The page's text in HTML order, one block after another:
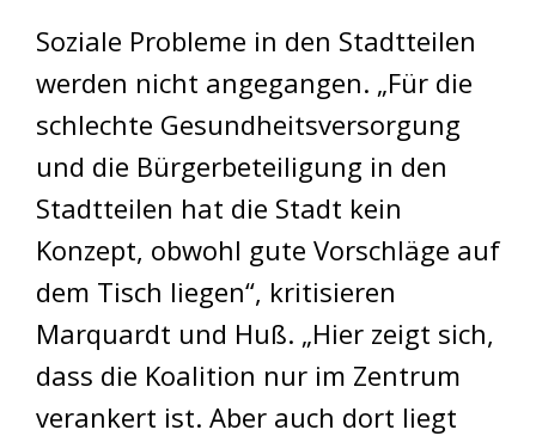
Soziale Probleme in den Stadtteilen
werden nicht angegangen. „Für die
schlechte Gesundheitsversorgung
und die Bürgerbeteiligung in den
Stadtteilen hat die Stadt kein
Konzept, obwohl gute Vorschläge auf
dem Tisch liegen“, kritisieren
Marquardt und Huß. „Hier zeigt sich,
dass die Koalition nur im Zentrum
verankert ist. Aber auch dort liegt